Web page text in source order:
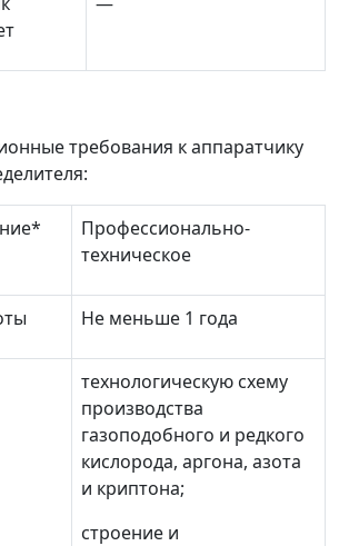
требования к аппаратчику
Профессионально-
техническое
Не меньше 1 года
технологическую схему
производства
газоподобного и редкого
кислорода, аргона, азота
и криптона;
строение и